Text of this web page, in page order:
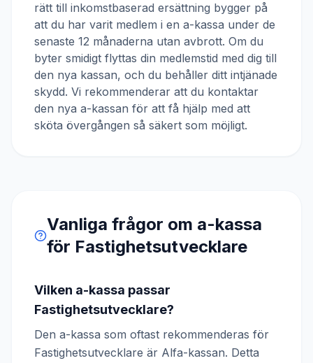
rätt till inkomstbaserad ersättning bygger på
att du har varit medlem i en a-kassa under de
senaste 12 månaderna utan avbrott. Om du
byter smidigt flyttas din medlemstid med dig till
den nya kassan, och du behåller ditt intjänade
skydd. Vi rekommenderar att du kontaktar
den nya a-kassan för att få hjälp med att
sköta övergången så säkert som möjligt.
Vanliga frågor om a-kassa
för Fastighetsutvecklare
Vilken a-kassa passar
Fastighetsutvecklare?
Den a-kassa som oftast rekommenderas för
Fastighetsutvecklare är Alfa-kassan. Detta